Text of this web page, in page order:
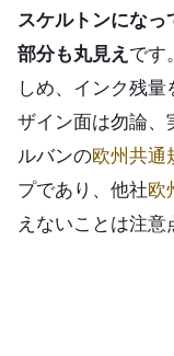
スケルトンになっ
部分も丸見え です
しめ、インク残
ザイン面は勿論、
ルバンの欧州共通
プであり、他社欧
えないことは注意